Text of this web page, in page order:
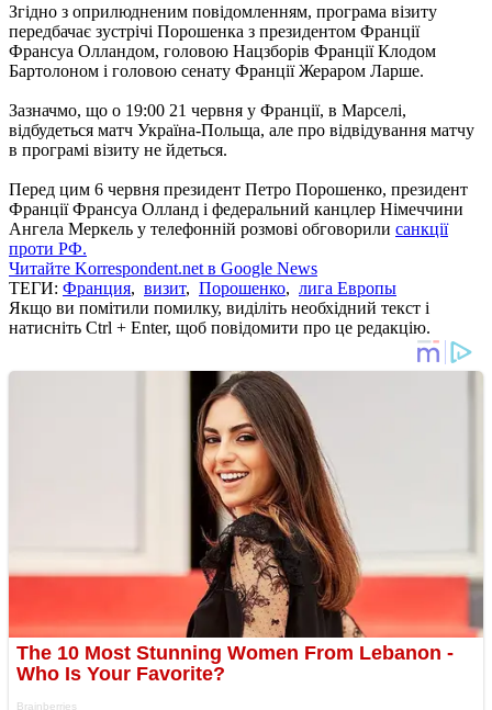
Згідно з оприлюдненим повідомленням, програма візиту
передбачає зустрічі Порошенка з президентом Франції
Франсуа Олландом, головою Нацзборів Франції Клодом
Бартолоном і головою сенату Франції Жераром Ларше.
Зазначмо, що о 19:00 21 червня у Франції, в Марселі,
відбудеться матч Україна-Польща, але про відвідування матчу
в програмі візиту не йдеться.
Перед цим 6 червня президент Петро Порошенко, президент
Франції Франсуа Олланд і федеральний канцлер Німеччини
Ангела Меркель у телефонній розмові обговорили санкції
проти РФ.
Читайте Korrespondent.net в Google News
ТЕГИ: Франция, визит, Порошенко, лига Европы
Якщо ви помітили помилку, виділіть необхідний текст і
натисніть Ctrl + Enter, щоб повідомити про це редакцію.